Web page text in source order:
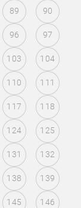
89 90
96 97
103 104
110 111
117 118
124 125
131 132
138 139
145 146